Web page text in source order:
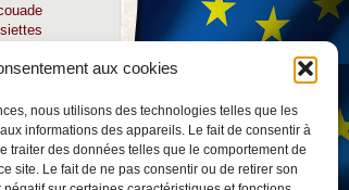
aux cookies
nous utilisons des technologies telles que les
informations des appareils. Le fait de consentir à
traiter des données telles que le comportement de
site. Le fait de ne pas consentir ou de retirer son
IRISSARY
04/013
CM2